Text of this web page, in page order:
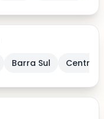
Barra Sul Centro